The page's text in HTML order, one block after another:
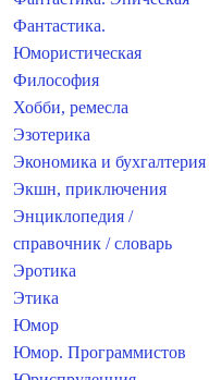
Фантастика.
Юмористическая
Философия
Хобби, ремесла
Эзотерика
Экономика и бухгалтерия
Экшн, приключения
Энциклопедия /
справочник / словарь
Эротика
Этика
Юмор
Юмор. Программистов